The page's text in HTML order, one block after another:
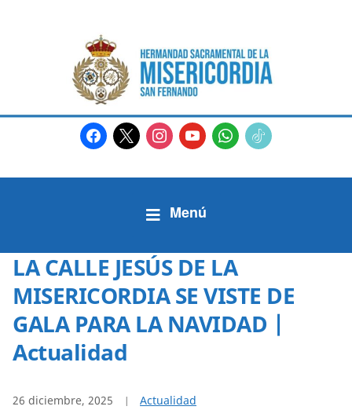
facebook
x instagram
youtubewhatsapp
tiktok2
LA CALLE JESÚS DE LA
MISERICORDIA SE VISTE DE
GALA PARA LA NAVIDAD |
Actualidad
26 diciembre, 2025 Actualidad